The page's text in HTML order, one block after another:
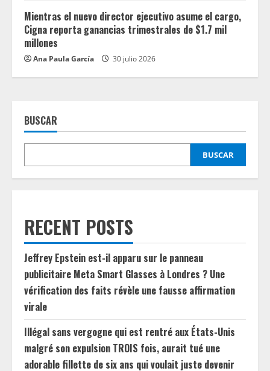
Mientras el nuevo director ejecutivo asume el cargo,
Cigna reporta ganancias trimestrales de $1.7 mil
millones
Ana Paula García 30 julio 2026
BUSCAR
BUSCAR
RECENT POSTS
Jeffrey Epstein est-il apparu sur le panneau
publicitaire Meta Smart Glasses à Londres ? Une
vérification des faits révèle une fausse affirmation
virale
Illégal sans vergogne qui est rentré aux États-Unis
malgré son expulsion TROIS fois, aurait tué une
adorable fillette de six ans qui voulait juste devenir